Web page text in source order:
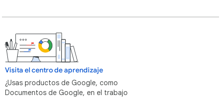
Visita el centro de aprendizaje
¿Usas productos de Google, como
Documentos de Google, en el trabajo